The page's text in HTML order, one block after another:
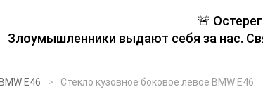
🚨
Злоумышленники выдают себя за нас.
E46 Стекло кузовное боковое левое BMW E46